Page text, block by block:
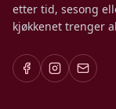
etter tid, sesong
kjøkkenet trenger